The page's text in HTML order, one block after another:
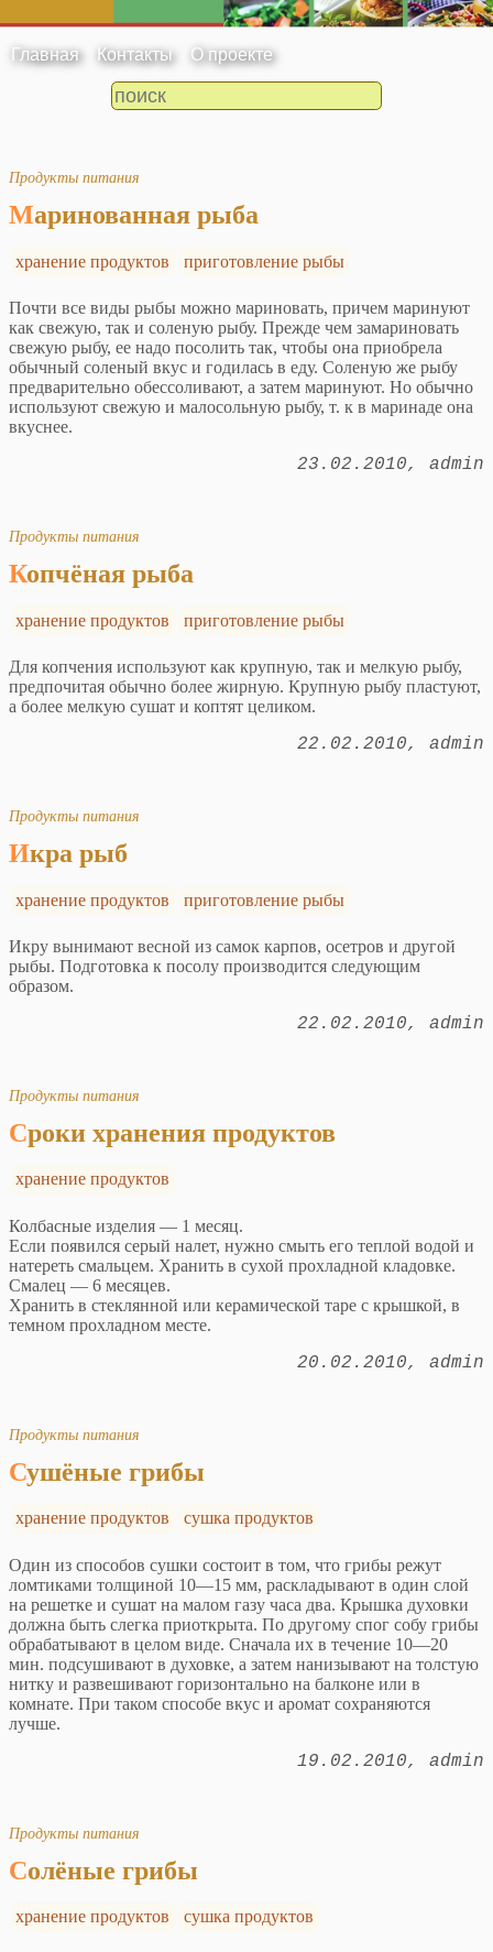
Главная Контакты О проекте
Продукты питания
Маринованная рыба
хранение продуктов приготовление рыбы
Почти все виды рыбы можно мариновать, причем маринуют
как свежую, так и соленую рыбу. Прежде чем замариновать
свежую рыбу, ее надо посолить так, чтобы она приобрела
обычный соленый вкус и годилась в еду. Соленую же рыбу
предварительно обессоливают, а затем маринуют. Но обычно
используют свежую и малосольную рыбу, т. к в маринаде она
вкуснее.
23.02.2010 admin
Продукты питания
Копчёная рыба
хранение продуктов приготовление рыбы
Для копчения используют как крупную, так и мелкую рыбу,
предпочитая обычно более жирную. Крупную рыбу пластуют,
а более мелкую сушат и коптят целиком.
22.02.2010 admin
Продукты питания
Икра рыб
хранение продуктов приготовление рыбы
Икру вынимают весной из самок карпов, осетров и другой
рыбы. Подготовка к посолу производится следующим
образом.
22.02.2010 admin
Продукты питания
Сроки хранения продуктов
хранение продуктов
Колбасные изделия — 1 месяц.
Если появился серый налет, нужно смыть его теплой водой и
натереть смальцем. Хранить в сухой прохладной кладовке.
Смалец — 6 месяцев.
Хранить в стеклянной или керамической таре с крышкой, в
темном прохладном месте.
20.02.2010 admin
Продукты питания
Сушёные грибы
хранение продуктов сушка продуктов
Один из способов сушки состоит в том, что грибы режут
ломтиками толщиной 10—15 мм, раскладывают в один слой
на решетке и сушат на малом газу часа два. Крышка духовки
должна быть слегка приоткрыта. По другому спог собу грибы
обрабатывают в целом виде. Сначала их в течение 10—20
мин. подсушивают в духовке, а затем нанизывают на толстую
нитку и развешивают горизонтально на балконе или в
комнате. При таком способе вкус и аромат сохраняются
лучше.
19.02.2010 admin
Продукты питания
Солёные грибы
хранение продуктов сушка продуктов